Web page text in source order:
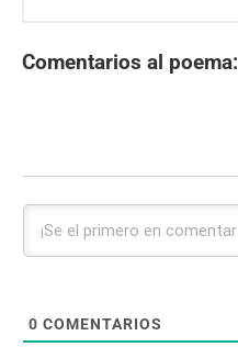
Comentarios al poema:
0 COMENTARIOS